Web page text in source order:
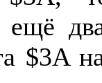
ещё
$3A